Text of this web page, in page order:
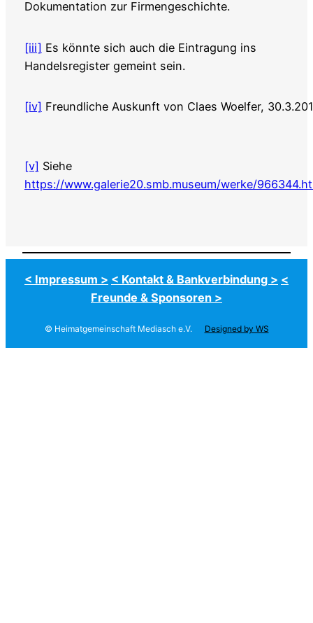
Dokumentation zur Firmengeschichte.
[iii] Es könnte sich auch die Eintragung ins
Handelsregister gemeint sein.
[iv] Freundliche Auskunft von Claes Woelfer,
[v] Siehe
https://www.galerie20.smb.museum/werke/
< Impressum > < Kontakt & Bankverbindung > <
Freunde & Sponsoren >
© Heimatgemeinschaft Mediasch e.V. Designed by WS